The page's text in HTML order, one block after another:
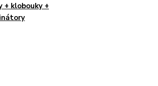
+ klobouky +